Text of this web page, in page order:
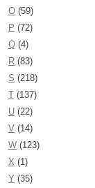
O (59)
P (72)
Q (4)
R (83)
S (218)
T (137)
U (22)
V (14)
W (123)
X (1)
Y (35)